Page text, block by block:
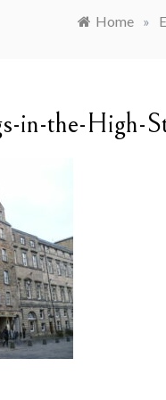
Home »
in-the-High-